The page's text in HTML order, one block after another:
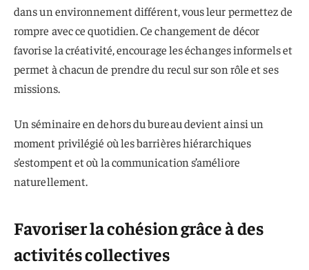
dans un environnement différent, vous leur permettez de
rompre avec ce quotidien. Ce changement de décor
favorise la créativité, encourage les échanges informels et
permet à chacun de prendre du recul sur son rôle et ses
missions.
Un séminaire en dehors du bureau devient ainsi un
moment privilégié où les barrières hiérarchiques
s’estompent et où la communication s’améliore
naturellement.
Favoriser la cohésion grâce à des
activités collectives